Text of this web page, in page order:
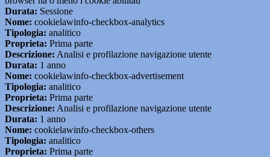
Durata: Sessione
Nome: cookielawinfo-checkbox-analytics
Tipologia: analitico
Proprieta: Prima parte
Descrizione: Analisi e profilazione navigazione utente
Durata: 1 anno
Nome: cookielawinfo-checkbox-advertisement
Tipologia: analitico
Proprieta: Prima parte
Descrizione: Analisi e profilazione navigazione utente
Durata: 1 anno
Nome: cookielawinfo-checkbox-others
Tipologia: analitico
Proprieta: Prima parte